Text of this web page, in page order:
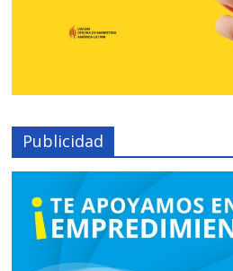
Publicidad